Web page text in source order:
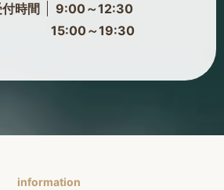
時間
9:00～12:30
～19:30
information